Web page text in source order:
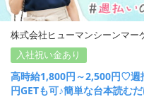
株式会社ヒューマンシーンマー
入社祝い金あり
高時給1,800円～2,500円♡週
円GETも可♪簡単な台本読むだ